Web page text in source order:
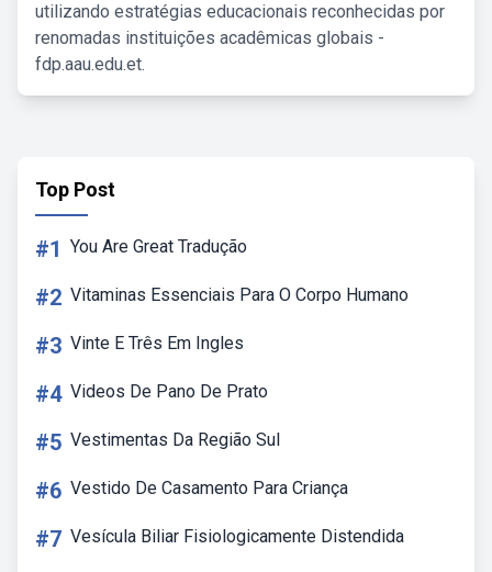
utilizando estratégias educacionais reconhecidas por
renomadas instituições acadêmicas globais -
fdp.aau.edu.et.
Top Post
#1 You Are Great Tradução
#2 Vitaminas Essenciais Para O Corpo Humano
#3 Vinte E Três Em Ingles
#4 Videos De Pano De Prato
#5 Vestimentas Da Região Sul
#6 Vestido De Casamento Para Criança
#7 Vesícula Biliar Fisiologicamente Distendida